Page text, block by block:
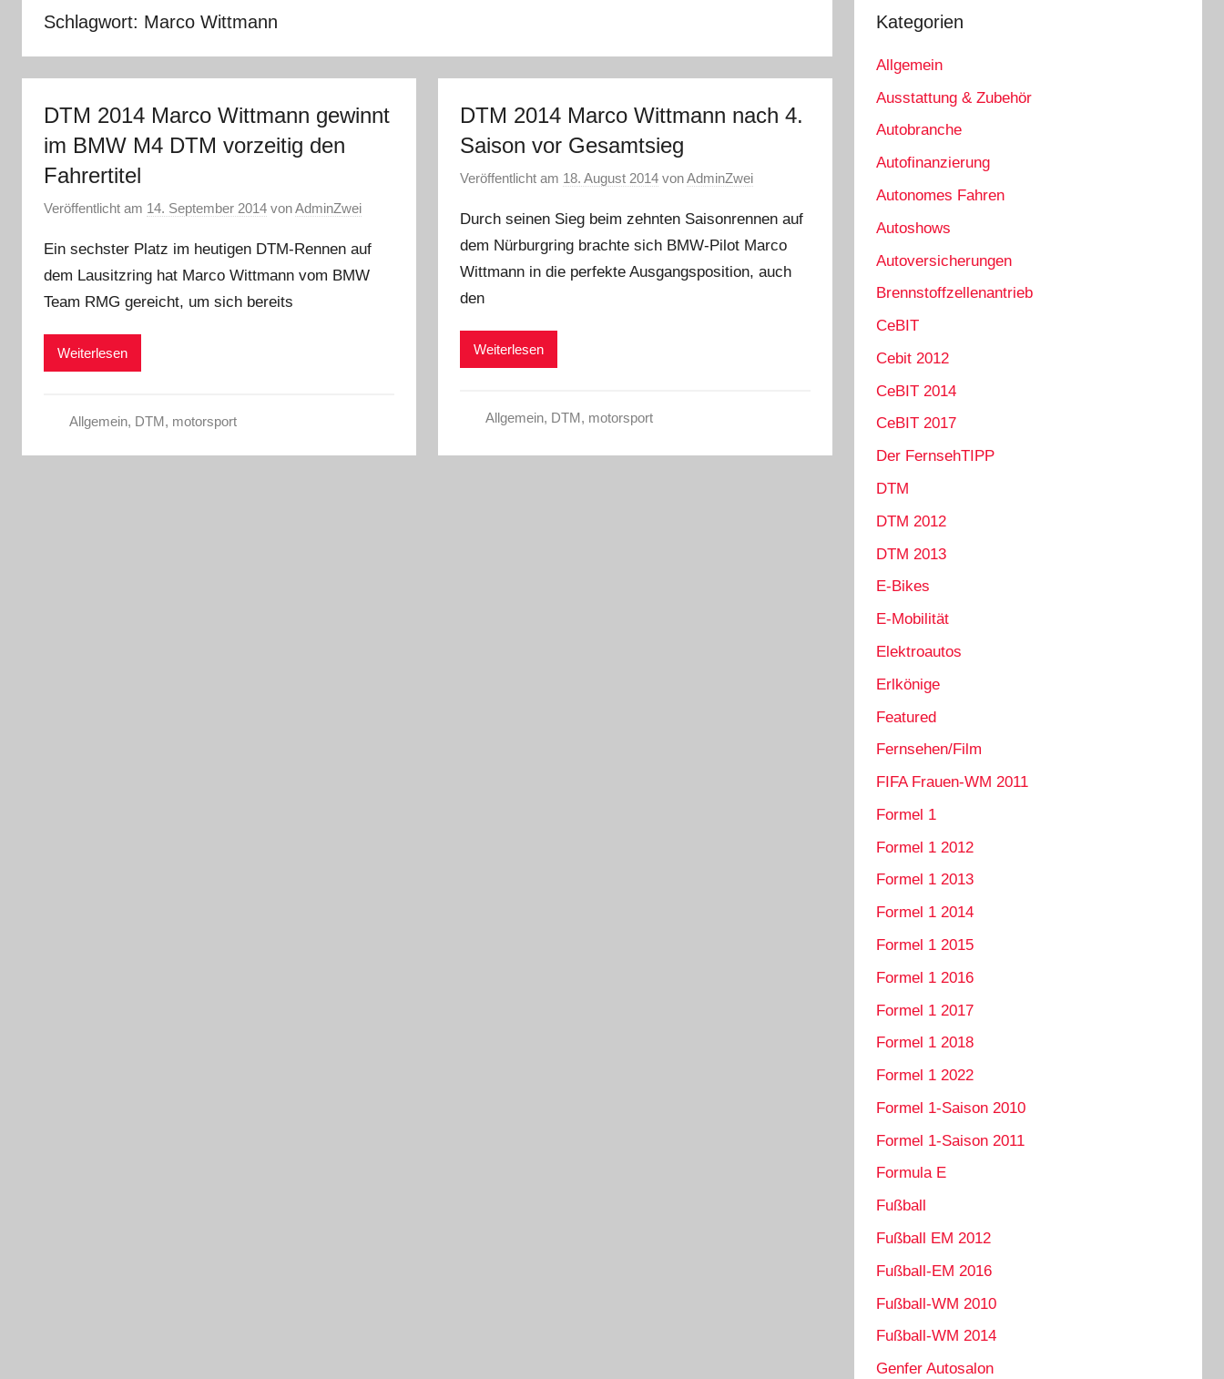
Schlagwort: Marco Wittmann
DTM 2014 Marco Wittmann gewinnt
im BMW M4 DTM vorzeitig den
Fahrertitel
Veröffentlicht am 14. September 2014 vonAdminZwei
Ein sechster Platz im heutigen DTM-Rennen auf
dem Lausitzring hat Marco Wittmann vom BMW
Team RMG gereicht, um sich bereits
Weiterlesen
Allgemein, DTM, motorsport
DTM 2014 Marco Wittmann nach 4.
Saison vor Gesamtsieg
Veröffentlicht am 18. August 2014 vonAdminZwei
Durch seinen Sieg beim zehnten Saisonrennen auf
dem Nürburgring brachte sich BMW-Pilot Marco
Wittmann in die perfekte Ausgangsposition, auch
den
Weiterlesen
Allgemein, DTM, motorsport
Kategorien
Allgemein
Ausstattung & Zubehör
Autobranche
Autofinanzierung
Autonomes Fahren
Autoshows
Autoversicherungen
Brennstoffzellenantrieb
CeBIT
Cebit 2012
CeBIT 2014
CeBIT 2017
Der FernsehTIPP
DTM
DTM 2012
DTM 2013
E-Bikes
E-Mobilität
Elektroautos
Erlkönige
Featured
Fernsehen/Film
FIFA Frauen-WM 2011
Formel 1
Formel 1 2012
Formel 1 2013
Formel 1 2014
Formel 1 2015
Formel 1 2016
Formel 1 2017
Formel 1 2018
Formel 1 2022
Formel 1-Saison 2010
Formel 1-Saison 2011
Formula E
Fußball
Fußball EM 2012
Fußball-EM 2016
Fußball-WM 2010
Fußball-WM 2014
Genfer Autosalon